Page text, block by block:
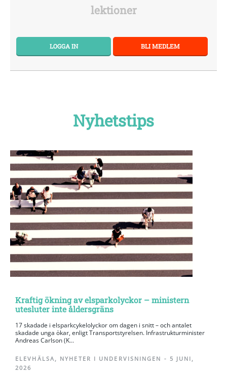
lektioner
LOGGA IN BLI MEDLEM
Nyhetstips
Kraftig ökning av elsparkolyckor – ministern
utesluter inte åldersgräns
17 skadade i elsparkcykelolyckor om dagen i snitt – och antalet
skadade unga ökar, enligt Transportstyrelsen. Infrastrukturminister
Andreas Carlson (K...
ELEVHÄLSA, NYHETER I UNDERVISNINGEN - 5 JUNI,
2026